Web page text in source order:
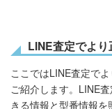
LINE査定でよ
ここではLINE査定で
ご紹介します。LINE
きる情報と型番情報